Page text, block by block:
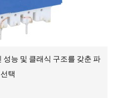
성능 및 클래식 구조를 갖춘 파
택